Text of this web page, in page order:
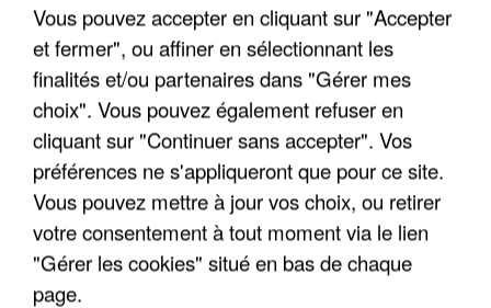
Vous pouvez accepter en cliquant sur "Accepter
et fermer", ou affiner en sélectionnant les
finalités et/ou partenaires dans "Gérer mes
choix". Vous pouvez également refuser en
cliquant sur "Continuer sans accepter". Vos
préférences ne s'appliqueront que pour ce site.
Vous pouvez mettre à jour vos choix, ou retirer
votre consentement à tout moment via le lien
"Gérer les cookies" situé en bas de chaque
page.